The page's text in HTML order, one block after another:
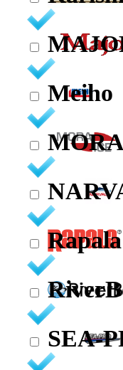
Meiho
MORA
Rapala
SEA-